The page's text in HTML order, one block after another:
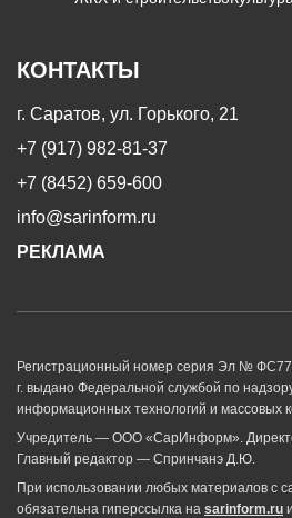
КОНТАКТЫ
г. Саратов, ул. Горького, 21
+7 (917) 982-81-37
+7 (8452) 659-600
info@sarinform.ru
РЕКЛАМА
Регистрационный номер серия Эл №
г. выдано Федеральной службой по
информационных технологий и массовых
Учредитель — ООО «СарИнформ».
Главный редактор — Спринчанэ Д.Ю.
При использовании любых материалов с
обязательна гиперссылка на sarinform.ru